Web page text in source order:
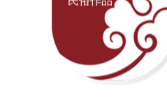
民俗作品